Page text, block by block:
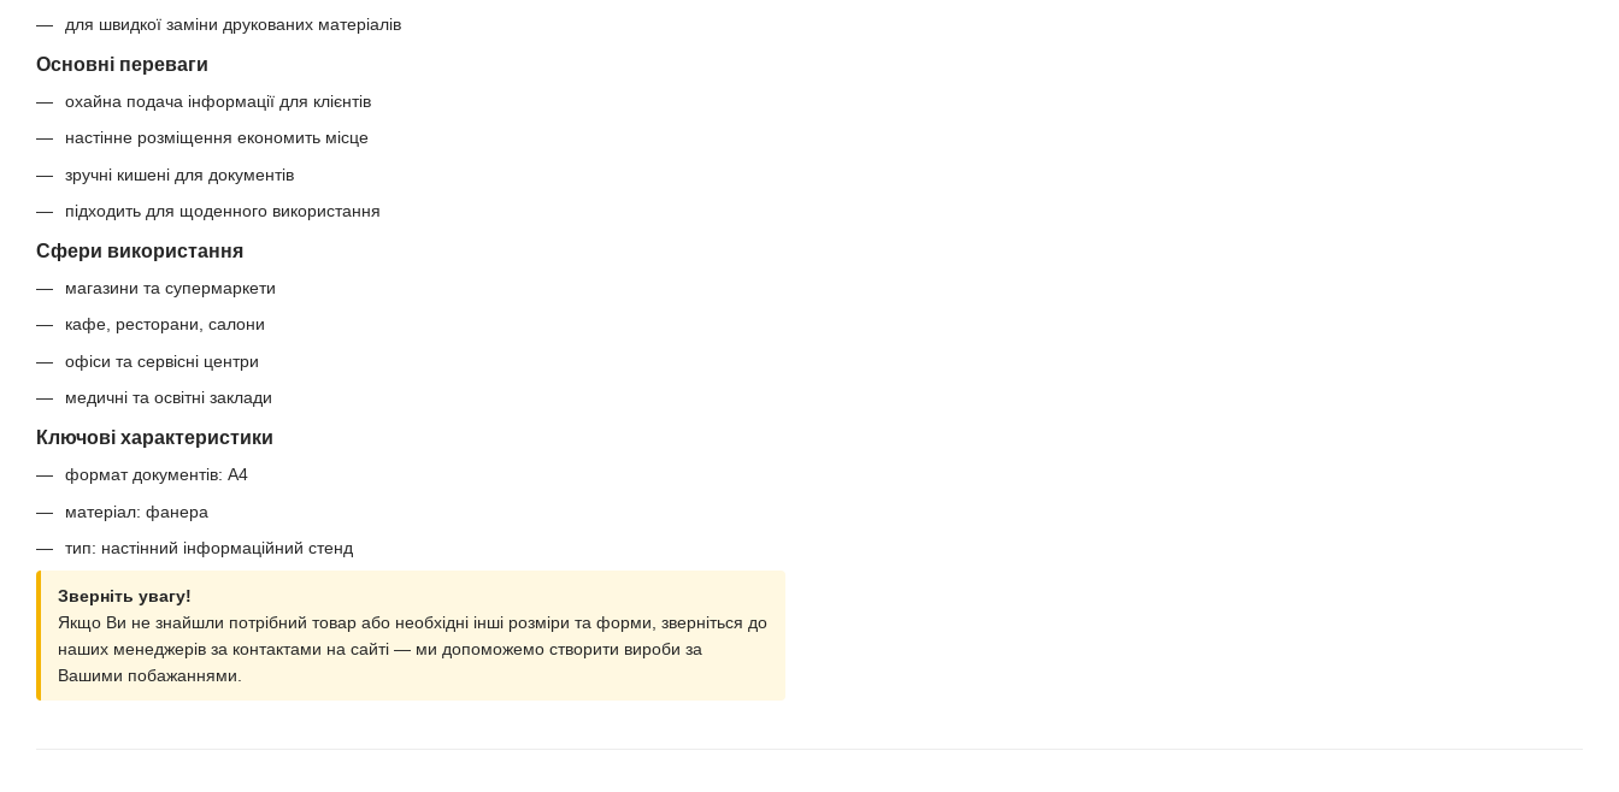
для швидкої заміни друкованих матеріалів
Основні переваги
охайна подача інформації для клієнтів
настінне розміщення економить місце
зручні кишені для документів
підходить для щоденного використання
Сфери використання
магазини та супермаркети
кафе, ресторани, салони
офіси та сервісні центри
медичні та освітні заклади
Ключові характеристики
формат документів: A4
матеріал: фанера
тип: настінний інформаційний стенд
Зверніть увагу!
Якщо Ви не знайшли потрібний товар або необхідні інші розміри та форми, зверніться до
наших менеджерів за контактами на сайті — ми допоможемо створити вироби за
Вашими побажаннями.